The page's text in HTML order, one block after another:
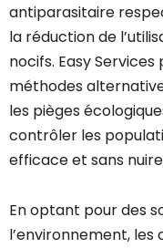
antiparasitaire
la réduction de
nocifs. Easy
méthodes
les pièges
contrôler les
efficace et sans
En optant pour des
l’environnement, les